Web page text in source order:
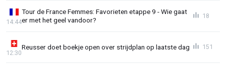
Tour de France Femmes: Favorieten etappe 9 - Wie gaat
er met het geel vandoor?
14:44
18
Reusser doet boekje open over strijdplan op laatste dag
12:30
151